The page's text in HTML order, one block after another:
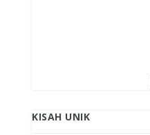
KISAH UNIK